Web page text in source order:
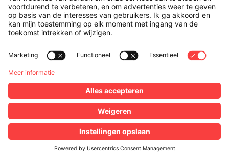
Xenius BV, onderdeel van Level27
Via Media 4, 3500 Hasselt, België
BTW: BE0505.928.838
support@xenius.be
Alle vermelde prijzen zijn exclusief BTW •Algemene
verkoopsvoorwaarden•Disclaimer•Privacy cookie policy
Nuttige links
• © 2025 - Xenius